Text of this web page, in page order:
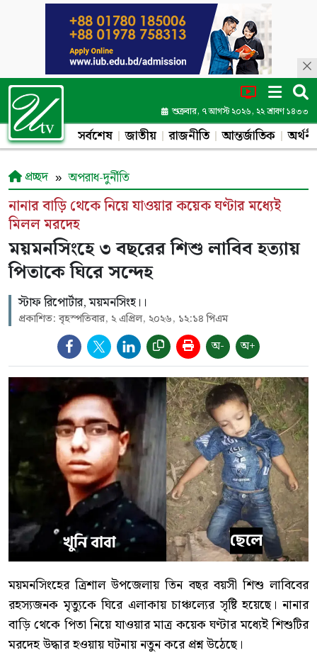
শুক্রবার, ৭ আগস্ট ২০২৬, ২২ শ্রাবণ ১৪৩৩
সর্বশেষ জাতীয় রাজনীতি আন্তর্জাতিক
প্রচ্ছদ অপরাধ-দুর্নীতি
নানার বাড়ি থেকে নিয়ে যাওয়ার কয়েক ঘণ্টার মধ্যেই
মিলল মরদেহ
ময়মনসিংহে ৩ বছরের শিশু লাবিব হত্যায়
পিতাকে ঘিরে সন্দেহ
স্টাফ রিপোর্টার, ময়মনসিংহ।।
প্রকাশিত: বৃহস্পতিবার, ২ এপ্রিল, ২০২৬, ১২:১৪ পিএম
অ- অ+
ময়মনসিংহের ত্রিশাল উপজেলায় তিন বছর বয়সী শিশু লাবিবের
রহস্যজনক মৃত্যুকে ঘিরে এলাকায় চাঞ্চল্যের সৃষ্টি হয়েছে। নানার
বাড়ি থেকে পিতা নিয়ে যাওয়ার মাত্র কয়েক ঘণ্টার মধ্যেই শিশুটির
মরদেহ উদ্ধার হওয়ায় ঘটনায় নতুন করে প্রশ্ন উঠেছে।